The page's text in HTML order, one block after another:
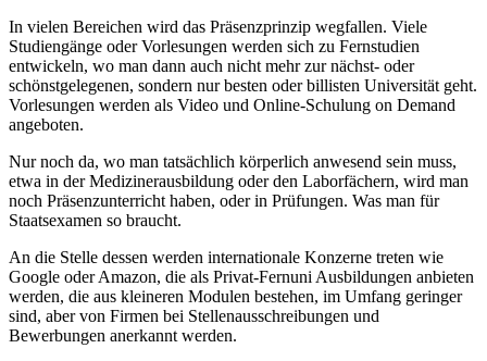
In vielen Bereichen wird das Präsenzprinzip wegfallen. Viele
Studiengänge oder Vorlesungen werden sich zu Fernstudien
entwickeln, wo man dann auch nicht mehr zur nächst- oder
schönstgelegenen, sondern nur besten oder billisten Universität geht.
Vorlesungen werden als Video und Online-Schulung on Demand
angeboten.
Nur noch da, wo man tatsächlich körperlich anwesend sein muss,
etwa in der Medizinerausbildung oder den Laborfächern, wird man
noch Präsenzunterricht haben, oder in Prüfungen. Was man für
Staatsexamen so braucht.
An die Stelle dessen werden internationale Konzerne treten wie
Google oder Amazon, die als Privat-Fernuni Ausbildungen anbieten
werden, die aus kleineren Modulen bestehen, im Umfang geringer
sind, aber von Firmen bei Stellenausschreibungen und
Bewerbungen anerkannt werden.